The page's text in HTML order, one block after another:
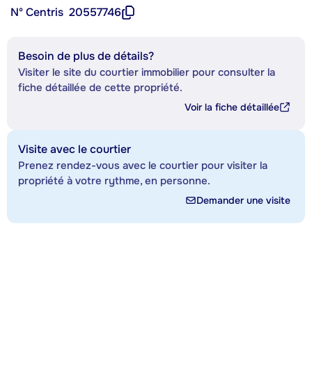
Nº Centris 20557746
Besoin de plus de détails?
Visiter le site du courtier immobilier pour consulter la
fiche détaillée de cette propriété.
Voir la fiche détaillée
Visite avec le courtier
Prenez rendez-vous avec le courtier pour visiter la
propriété à votre rythme, en personne.
Demander une visite